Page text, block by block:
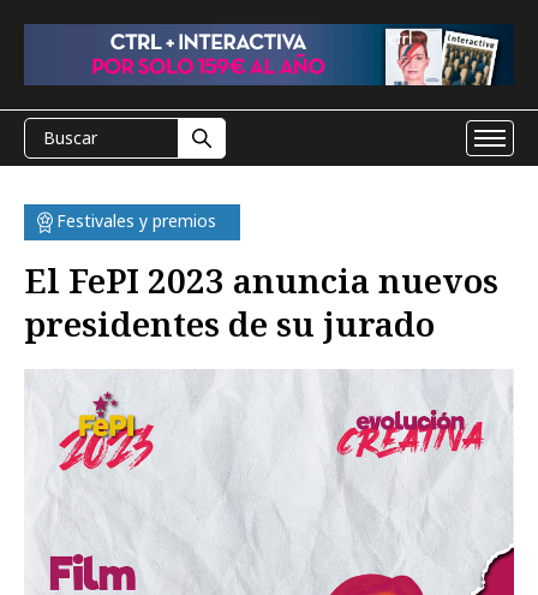
Festivales y premios
El FePI 2023 anuncia nuevos
presidentes de su jurado